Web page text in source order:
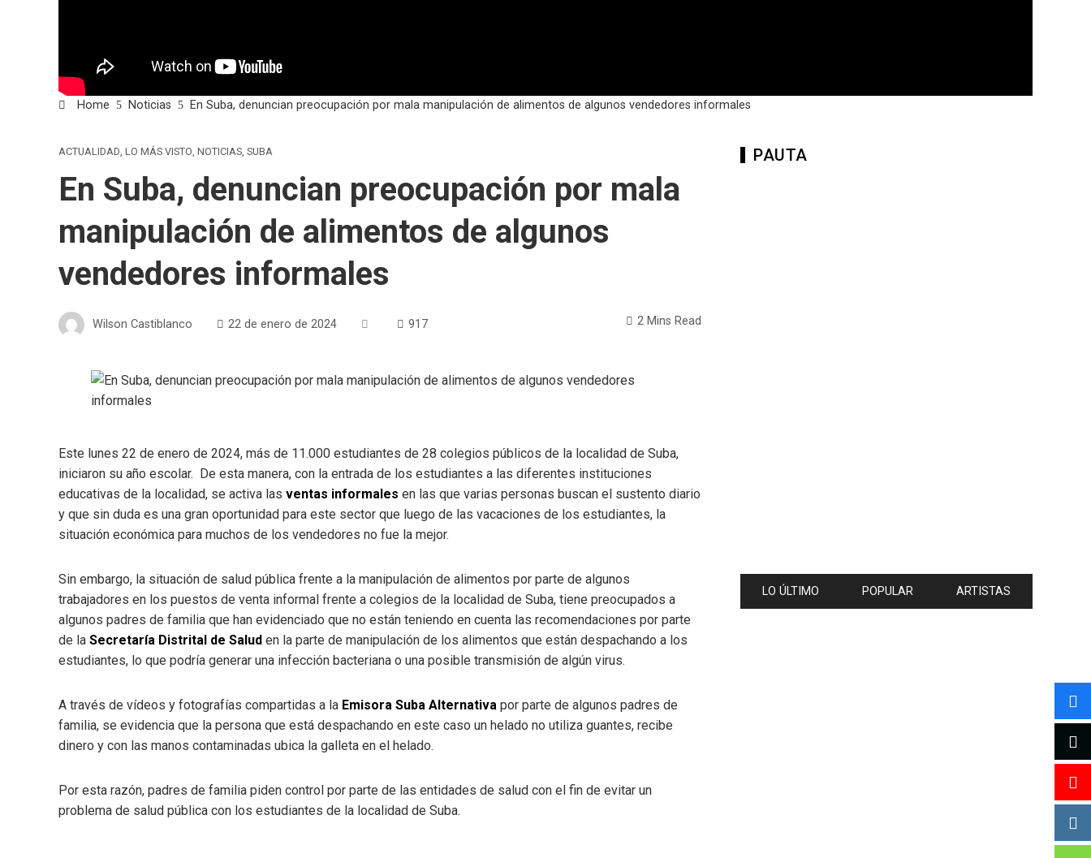
Home Noticias En Suba, denuncian preocupación por mala manipulación de alimentos de algunos vendedores informales
ACTUALIDAD, LO MÁS VISTO, NOTICIAS, SUBA
En Suba, denuncian preocupación por mala
manipulación de alimentos de algunos
vendedores informales
Wilson Castiblanco 22 de enero de 2024 917 2 Mins Read
Este lunes 22 de enero de 2024, más de 11.000 estudiantes de 28 colegios públicos de la localidad de Suba,
iniciaron su año escolar. De esta manera, con la entrada de los estudiantes a las diferentes instituciones
educativas de la localidad, se activa las ventas informales en las que varias personas buscan el sustento diario
y que sin duda es una gran oportunidad para este sector que luego de las vacaciones de los estudiantes, la
situación económica para muchos de los vendedores no fue la mejor.
Sin embargo, la situación de salud pública frente a la manipulación de alimentos por parte de algunos
trabajadores en los puestos de venta informal frente a colegios de la localidad de Suba, tiene preocupados a
algunos padres de familia que han evidenciado que no están teniendo en cuenta las recomendaciones por parte
de la Secretaría Distrital de Salud en la parte de manipulación de los alimentos que están despachando a los
estudiantes, lo que podría generar una infección bacteriana o una posible transmisión de algún virus.
A través de vídeos y fotografías compartidas a la Emisora Suba Alternativa por parte de algunos padres de
familia, se evidencia que la persona que está despachando en este caso un helado no utiliza guantes, recibe
dinero y con las manos contaminadas ubica la galleta en el helado.
Por esta razón, padres de familia piden control por parte de las entidades de salud con el fin de evitar un
problema de salud pública con los estudiantes de la localidad de Suba.
PAUTA
LO ÚLTIMO POPULAR ARTISTAS